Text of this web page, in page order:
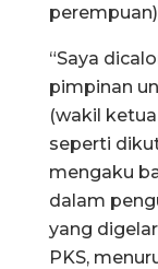
“Saya
pimpinan
(wakil
seperti
mengaku
dalam
yang
PKS,